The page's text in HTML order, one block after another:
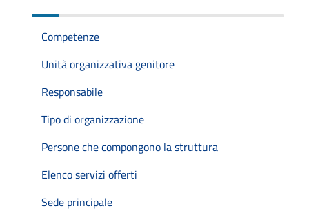
Competenze
Unità organizzativa genitore
Responsabile
Tipo di organizzazione
Persone che compongono la struttura
Elenco servizi offerti
Sede principale